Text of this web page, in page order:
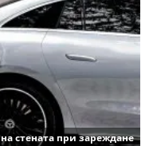
стената при зареждане